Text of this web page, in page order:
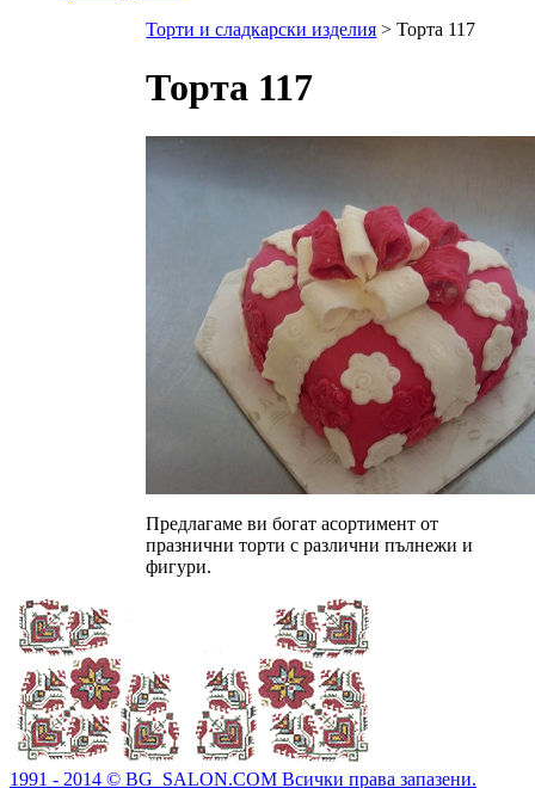
Торти и сладкарски изделия > Торта 117
Торта 117
Предлагаме ви богат асортимент от
празнични торти с различни пълнежи и
фигури.
1991 - 2014 © BG_SALON.COM Всички права запазени.